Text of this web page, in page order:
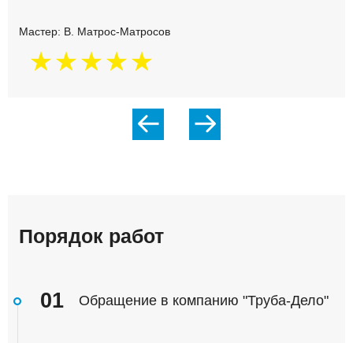
Мастер: В. Матрос-Матросов
Порядок работ
01 Обращение в компанию "Труба-Дело"